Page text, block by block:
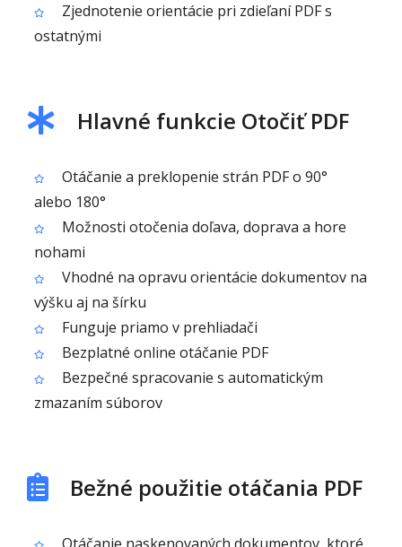
Zjednotenie orientácie pri zdieľaní PDF s
ostatnými
Hlavné funkcie Otočiť PDF
Otáčanie a preklopenie strán PDF o 90°
alebo 180°
Možnosti otočenia doľava, doprava a hore
nohami
Vhodné na opravu orientácie dokumentov na
výšku aj na šírku
Funguje priamo v prehliadači
Bezplatné online otáčanie PDF
Bezpečné spracovanie s automatickým
zmazaním súborov
Bežné použitie otáčania PDF